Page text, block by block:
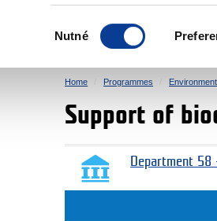
souhlasu
Nutné ENVIRONMENT
Home Programmes Environment
Support of
Department 58